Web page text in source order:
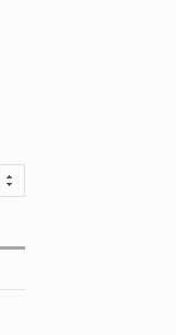
juče je uspješno